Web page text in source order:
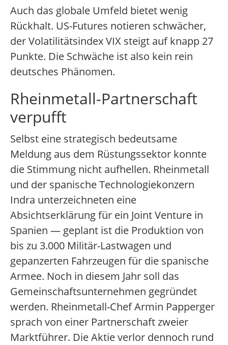
Auch das globale Umfeld bietet wenig
Rückhalt. US-Futures notieren schwächer,
der Volatilitätsindex VIX steigt auf knapp 27
Punkte. Die Schwäche ist also kein rein
deutsches Phänomen.
Rheinmetall-Partnerschaft
verpufft
Selbst eine strategisch bedeutsame
Meldung aus dem Rüstungssektor konnte
die Stimmung nicht aufhellen. Rheinmetall
und der spanische Technologiekonzern
Indra unterzeichneten eine
Absichtserklärung für ein Joint Venture in
Spanien — geplant ist die Produktion von
bis zu 3.000 Militär-Lastwagen und
gepanzerten Fahrzeugen für die spanische
Armee. Noch in diesem Jahr soll das
Gemeinschaftsunternehmen gegründet
werden. Rheinmetall-Chef Armin Papperger
sprach von einer Partnerschaft zweier
Marktführer. Die Aktie verlor dennoch rund